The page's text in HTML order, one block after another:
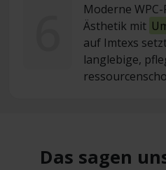
Moderne
Ästhetik mit
auf Imtexs
langlebige,
Das sagen